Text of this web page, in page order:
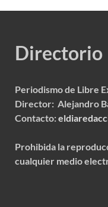
Directorio
Periodismo de Libre
Director: Alejandro
Contacto:
Prohibida la
cualquier medio